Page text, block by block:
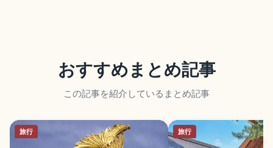
おすすめまとめ記事
この記事を紹介しているまとめ記事
旅行 旅行